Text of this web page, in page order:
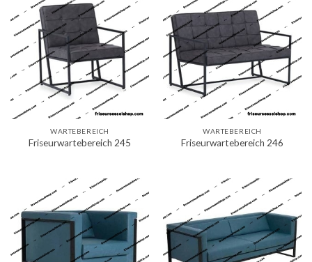
WARTEBEREICH
Friseurwartebereich 245
WARTEBEREICH
Friseurwartebereich 246